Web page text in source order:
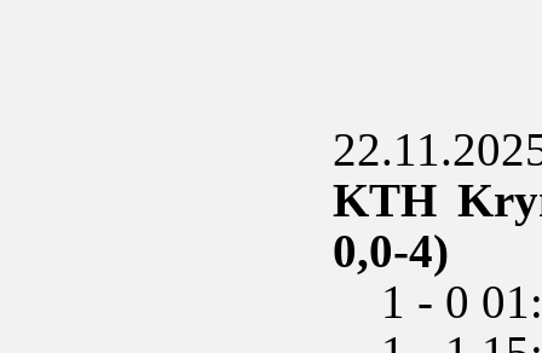
KTH
0,0-4)
1 - 0